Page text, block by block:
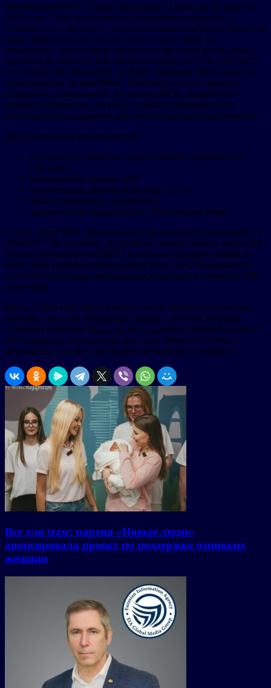
Промоакция PRO+2 будет проходить с 2 июля по 31 августа
2025 года. Участники получат повышение уровня на 2
ступени от их текущего статуса на основе торгового объема за
июнь. Новые пользователи могут подать заявку на
повышение, предоставив доказательства своей предыдущей
торговой активности или объема активов до 15 августа 2025
года (GMT+8). Например, трейдер с уровнем PRO3 получит
преимущества уровня PRO5. Участники смогут заранее
получить условия вплоть до уровня PRO6: включая топ-
скидки на комиссии, доступ к глубокой ликвидности и
персональную поддержку для институциональных клиентов.
Дополнительные преимущества:
улучшенные комиссии для спотовой и фьючерсной
торговли;
увеличенные лимиты API;
повышенные лимиты на вывод средств;
гибкое управление субсчетами;
приоритетная поддержка от API-команды Bitget.
Статус Bitget PRO присваивается автоматически ежедневно в
9:00 (UTC+8) на основе 30-дневного объема торгов через API.
Для получения уровня PRO1 и выше необходимо, чтобы не
менее 20% торгов осуществлялось через API. Пользователи,
не соответствующие требованиям, переходят в обычную VIP-
категорию.
Ранее в 2025 году Bitget усилила свою институциональную
линейку, запустив Institutional Lending с плечом до 5xдля
спотовой торговли. Были также улучшены Unified Accounts и
OTC-сервисы, что подтверждает курс Bitget на гибкие и
безопасные решения для профессиональных трейдеров.
Все для мам: партия «Новые люди»
анонсировала проект по поддержке одиноких
женщин